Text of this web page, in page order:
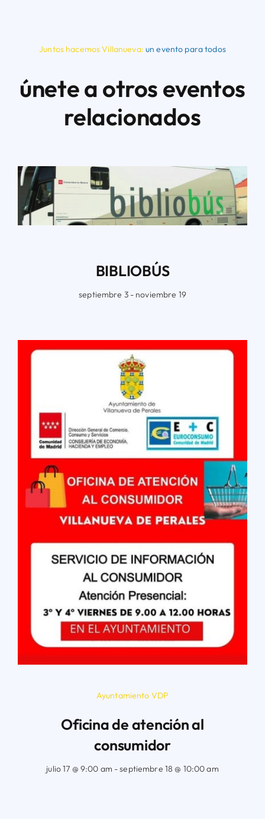
Juntos hacemos Villanueva: un evento para todos
únete a otros eventos
relacionados
BIBLIOBÚS
septiembre 3 - noviembre 19
Ayuntamiento VDP
Oficina de atención al
consumidor
julio 17 @ 9:00 am - septiembre 18 @ 10:00 am